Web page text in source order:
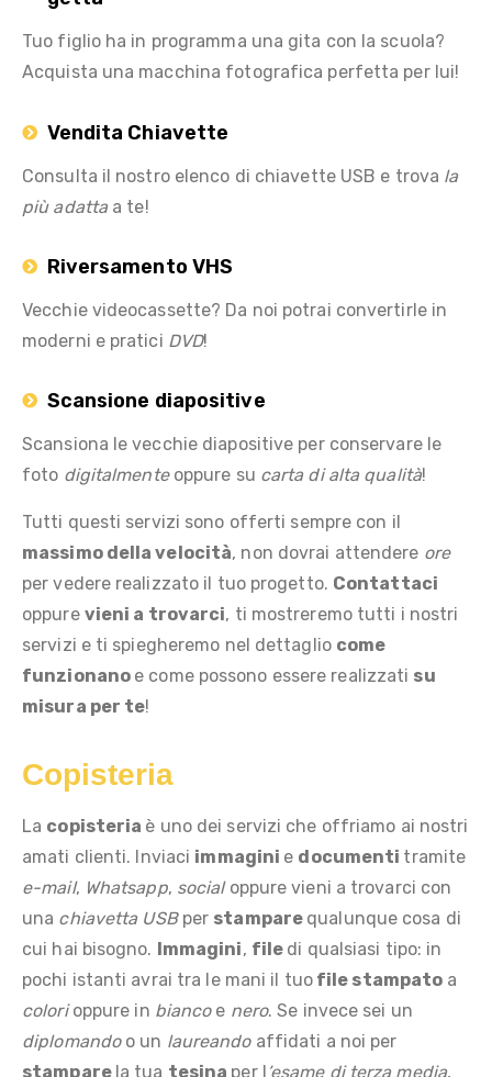
Tuo figlio ha in programma una gita con la scuola?
Acquista una macchina fotografica perfetta per lui!
Vendita Chiavette
Consulta il nostro elenco di chiavette USB e trova la
più adatta a te!
Riversamento VHS
Vecchie videocassette? Da noi potrai convertirle in
moderni e pratici DVD!
Scansione diapositive
Scansiona le vecchie diapositive per conservare le
foto digitalmente oppure su carta di alta qualità!
Tutti questi servizi sono offerti sempre con il
massimo della velocità, non dovrai attendere ore
per vedere realizzato il tuo progetto. Contattaci
oppure vieni a trovarci, ti mostreremo tutti i nostri
servizi e ti spiegheremo nel dettaglio come
funzionano e come possono essere realizzati su
misura per te!
Copisteria
La copisteria è uno dei servizi che offriamo ai nostri
amati clienti. Inviaci immagini e documenti tramite
e-mail, Whatsapp, social oppure vieni a trovarci con
una chiavetta USBper stampare qualunque cosa di
cui hai bisogno. Immagini, file di qualsiasi tipo: in
pochi istanti avrai tra le mani il tuofile stampato a
colorioppure in bianco e nero. Se invece sei un
diplomando o un laureando affidati a noi per
stampare la tua tesina per l ’esame di terza media,